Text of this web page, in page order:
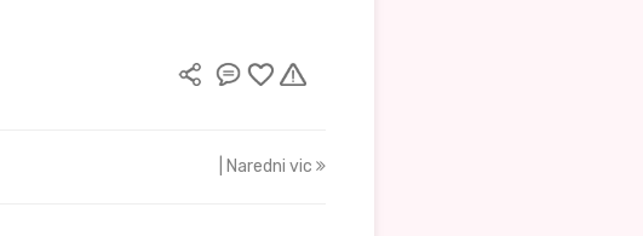
| Naredni vic